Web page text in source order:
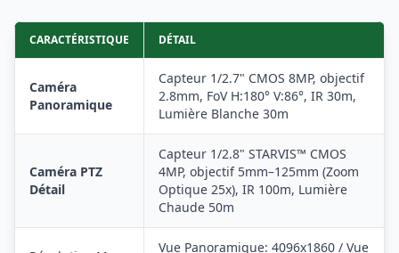
CARACTÉRISTIQUE DÉTAIL
Caméra
Panoramique
Capteur 1/2.7" CMOS 8MP, objectif
2.8mm, FoV H:180° V:86°, IR 30m,
Lumière Blanche 30m
Caméra PTZ
Détail
Capteur 1/2.8" STARVIS™ CMOS
4MP, objectif 5mm–125mm (Zoom
Optique 25x), IR 100m, Lumière
Chaude 50m
Vue Panoramique: 4096x1860 / Vue